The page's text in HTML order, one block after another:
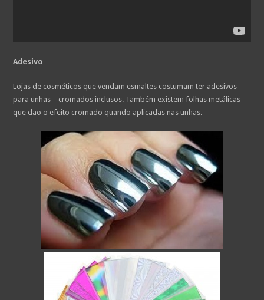
Adesivo
Lojas de cosméticos que vendam esmaltes costumam ter adesivos
para unhas – cromados inclusos. Também existem folhas metálicas
que dão o efeito cromado quando aplicadas nas unhas.